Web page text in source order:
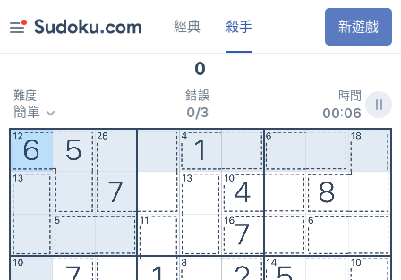
09天 時
天0
錦標賽
8月8日
每日挑戰
獎勵
經典 殺手 新遊戲
經典 殺手
沙漠世界
簡單
中等
困難
0
難度
簡單
錯誤
0/3
Awesome! 時間
00:06